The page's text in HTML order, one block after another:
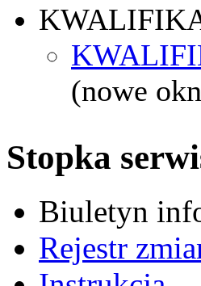
(nowe
Stopka
Biuletyn
Rejestr